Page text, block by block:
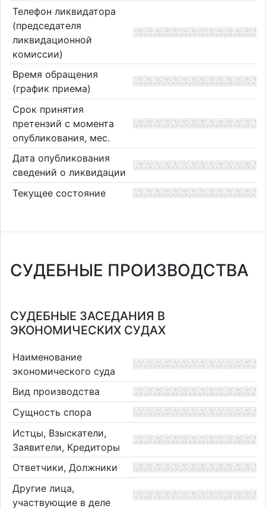
Телефон ликвидатора
(председателя
ликвидационной
комиссии)
Время обращения
(график приема)
Срок принятия
претензий с момента
опубликования, мес.
Дата опубликования
сведений о ликвидации
Текущее состояние
СУДЕБНЫЕ ПРОИЗВОДСТВА
СУДЕБНЫЕ ЗАСЕДАНИЯ В
ЭКОНОМИЧЕСКИХ СУДАХ
Наименование
экономического суда
Вид производства
Сущность спора
Истцы, Взыскатели,
Заявители, Кредиторы
Ответчики, Должники
Другие лица,
участвующие в деле